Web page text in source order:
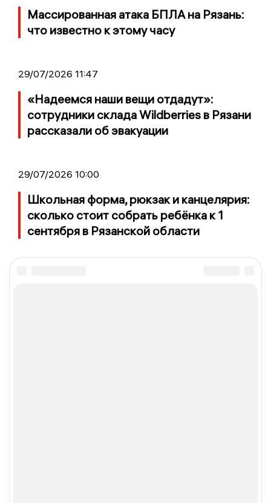
Массированная атака БПЛА на Рязань:
что известно к этому часу
29/07/2026 11:47
«Надеемся наши вещи отдадут»:
сотрудники склада Wildberries в Рязани
рассказали об эвакуации
29/07/2026 10:00
Школьная форма, рюкзак и канцелярия:
сколько стоит собрать ребёнка к 1
сентября в Рязанской области